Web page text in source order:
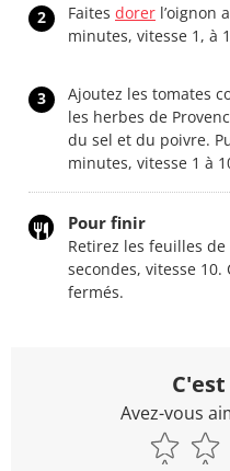
2 Faites dorer l’oignon
minutes, vitesse 1, à
3
Ajoutez les tomates
les herbes de
du sel et du poivre.
minutes, vitesse 1 à
Pour finir
Retirez les feuilles
secondes, vitesse 10.
fermés.
Avez-vous